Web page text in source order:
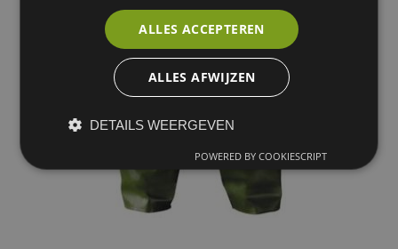
ALLES ACCEPTEREN
ALLES AFWIJZEN
DETAILS WEERGEVEN
POWERED BY COOKIESCRIPT